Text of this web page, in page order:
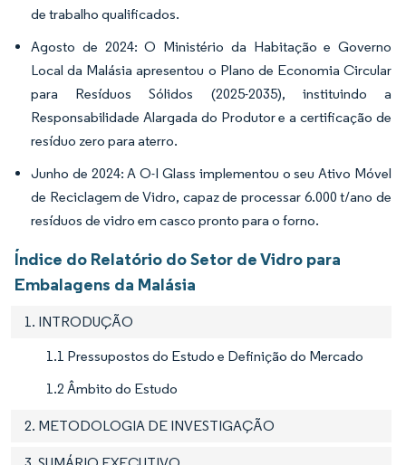
de trabalho qualificados.
Agosto de 2024: O Ministério da Habitação e Governo
Local da Malásia apresentou o Plano de Economia Circular
para Resíduos Sólidos (2025-2035), instituindo a
Responsabilidade Alargada do Produtor e a certificação de
resíduo zero para aterro.
Junho de 2024: A O-I Glass implementou o seu Ativo Móvel
de Reciclagem de Vidro, capaz de processar 6.000 t/ano de
resíduos de vidro em casco pronto para o forno.
Índice do Relatório do Setor de Vidro para
Embalagens da Malásia
1. INTRODUÇÃO
1.1 Pressupostos do Estudo e Definição do Mercado
1.2 Âmbito do Estudo
2. METODOLOGIA DE INVESTIGAÇÃO